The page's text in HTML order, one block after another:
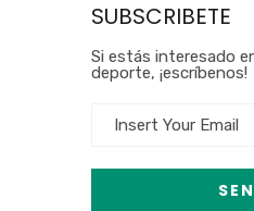
SUBSCRIBETE
Si estás interesado
deporte, ¡escríbenos!